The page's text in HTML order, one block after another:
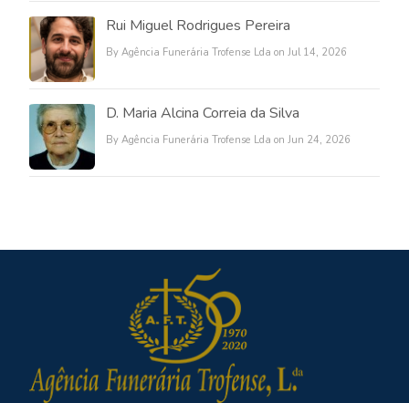
Rui Miguel Rodrigues Pereira
By Agência Funerária Trofense Lda on Jul 14, 2026
D. Maria Alcina Correia da Silva
By Agência Funerária Trofense Lda on Jun 24, 2026